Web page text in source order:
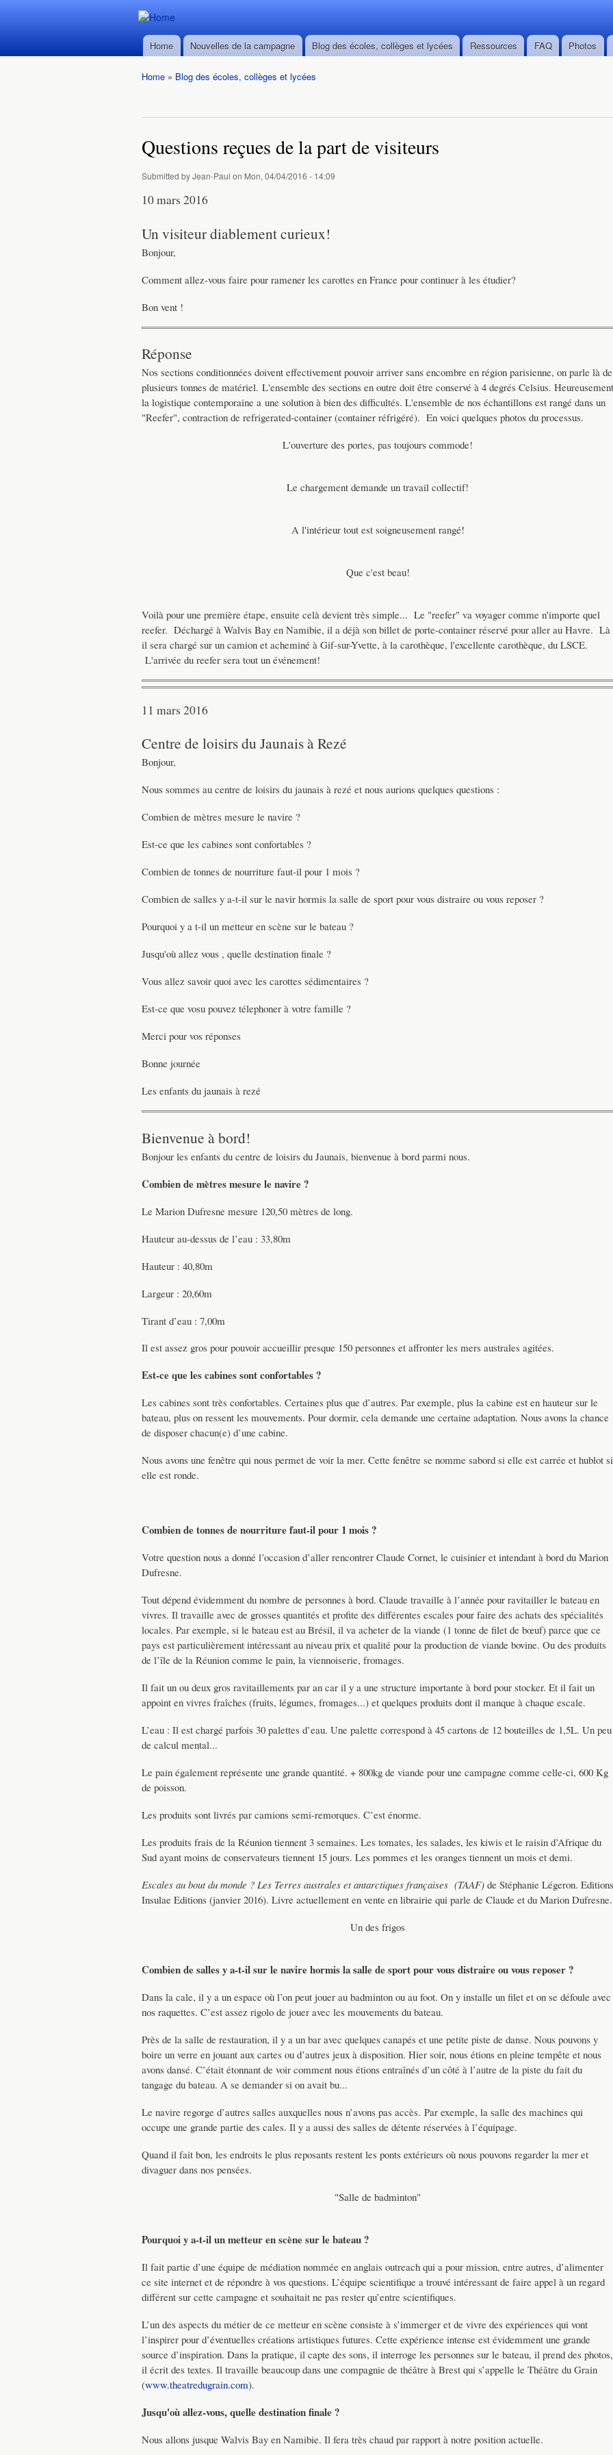
content
Durban ->
Walvis Bay
au
Durban ->
Walvis Bay
du 28/02
au
Main menu
Home Nouvelles de la campagne Blog des écoles, collèges et lycées Ressources FAQ Photos
Home » Blog des écoles, collèges et lycées
Questions reçues de la part de visiteurs
Submitted byJean-Paul on Mon, 04/04/2016 - 14:09
10 mars 2016
Un visiteur diablement curieux!
Bonjour,
Comment allez-vous faire pour ramener les carottes en France pour continuer à les étudier?
Bon vent !
Réponse
Nos sections conditionnées doivent effectivement pouvoir arriver sans encombre en région parisienne, on parle là de
plusieurs tonnes de matériel. L'ensemble des sections en outre doit être conservé à 4 degrés Celsius. Heureusement
la logistique contemporaine a une solution à bien des difficultés. L'ensemble de nos échantillons est rangé dans un
"Reefer", contraction de refrigerated-container (container réfrigéré). En voici quelques photos du processus.
L'ouverture des portes, pas toujours commode!
Le chargement demande un travail collectif!
A l'intérieur tout est soigneusement rangé!
Que c'est beau!
Voilà pour une première étape, ensuite celà devient très simple... Le "reefer" va voyager comme n'importe quel
reefer. Déchargé à Walvis Bay en Namibie, il a déjà son billet de porte-container réservé pour aller au Havre. Là
il sera chargé sur un camion et acheminé à Gif-sur-Yvette, à la carothèque, l'excellente carothèque, du LSCE.
L'arrivée du reefer sera tout un événement!
11 mars 2016
Centre de loisirs du Jaunais à Rezé
Bonjour,
Nous sommes au centre de loisirs du jaunais à rezé et nous aurions quelques questions :
Combien de mètres mesure le navire ?
Est-ce que les cabines sont confortables ?
Combien de tonnes de nourriture faut-il pour 1 mois ?
Combien de salles y a-t-il sur le navir hormis la salle de sport pour vous distraire ou vous reposer ?
Pourquoi y a t-il un metteur en scène sur le bateau ?
Jusqu'où allez vous , quelle destination finale ?
Vous allez savoir quoi avec les carottes sédimentaires ?
Est-ce que vosu pouvez télephoner à votre famille ?
Merci pour vos réponses
Bonne journée
Les enfants du jaunais à rezé
Bienvenue à bord!
Bonjour les enfants du centre de loisirs du Jaunais, bienvenue à bord parmi nous.
Combien de mètres mesure le navire ?
Le Marion Dufresne mesure 120,50 mètres de long.
Hauteur au-dessus de l’eau : 33,80m
Hauteur : 40,80m
Largeur : 20,60m
Tirant d’eau : 7,00m
Il est assez gros pour pouvoir accueillir presque 150 personnes et affronter les mers australes agitées.
Est-ce que les cabines sont confortables ?
Les cabines sont très confortables. Certaines plus que d’autres. Par exemple, plus la cabine est en hauteur sur le
bateau, plus on ressent les mouvements. Pour dormir, cela demande une certaine adaptation. Nous avons la chance
de disposer chacun(e) d’une cabine.
Nous avons une fenêtre qui nous permet de voir la mer. Cette fenêtre se nomme sabord si elle est carrée et hublot si
elle est ronde.
Combien de tonnes de nourriture faut-il pour 1 mois ?
Votre question nous a donné l’occasion d’aller rencontrer Claude Cornet, le cuisinier et intendant à bord du Marion
Dufresne.
Tout dépend évidemment du nombre de personnes à bord. Claude travaille à l’année pour ravitailler le bateau en
vivres. Il travaille avec de grosses quantités et profite des différentes escales pour faire des achats des spécialités
locales. Par exemple, si le bateau est au Brésil, il va acheter de la viande (1 tonne de filet de bœuf) parce que ce
pays est particulièrement intéressant au niveau prix et qualité pour la production de viande bovine. Ou des produits
de l’île de la Réunion comme le pain, la viennoiserie, fromages.
Il fait un ou deux gros ravitaillements par an car il y a une structure importante à bord pour stocker. Et il fait un
appoint en vivres fraîches (fruits, légumes, fromages...) et quelques produits dont il manque à chaque escale.
L’eau : Il est chargé parfois 30 palettes d’eau. Une palette correspond à 45 cartons de 12 bouteilles de 1,5L. Un peu
de calcul mental...
Le pain également représente une grande quantité. + 800kg de viande pour une campagne comme celle-ci, 600 Kg
de poisson.
Les produits sont livrés par camions semi-remorques. C’est énorme.
Les produits frais de la Réunion tiennent 3 semaines. Les tomates, les salades, les kiwis et le raisin d’Afrique du
Sud ayant moins de conservateurs tiennent 15 jours. Les pommes et les oranges tiennent un mois et demi.
Escales au bout du monde ? Les Terres australes et antarctiques françaises (TAAF) de Stéphanie Légeron. Editions
Insulae Editions (janvier 2016). Livre actuellement en vente en librairie qui parle de Claude et du Marion Dufresne.
Un des frigos
Combien de salles y a-t-il sur le navire hormis la salle de sport pour vous distraire ou vous reposer ?
Dans la cale, il y a un espace où l’on peut jouer au badminton ou au foot. On y installe un filet et on se défoule avec
nos raquettes. C’est assez rigolo de jouer avec les mouvements du bateau.
Près de la salle de restauration, il y a un bar avec quelques canapés et une petite piste de danse. Nous pouvons y
boire un verre en jouant aux cartes ou d’autres jeux à disposition. Hier soir, nous étions en pleine tempête et nous
avons dansé. C’était étonnant de voir comment nous étions entraînés d’un côté à l’autre de la piste du fait du
tangage du bateau. A se demander si on avait bu...
Le navire regorge d’autres salles auxquelles nous n’avons pas accès. Par exemple, la salle des machines qui
occupe une grande partie des cales. Il y a aussi des salles de détente réservées à l’équipage.
Quand il fait bon, les endroits le plus reposants restent les ponts extérieurs où nous pouvons regarder la mer et
divaguer dans nos pensées.
"Salle de badminton"
Pourquoi y a-t-il un metteur en scène sur le bateau ?
Il fait partie d’une équipe de médiation nommée en anglais outreach qui a pour mission, entre autres, d’alimenter
ce site internet et de répondre à vos questions. L’équipe scientifique a trouvé intéressant de faire appel à un regard
différent sur cette campagne et souhaitait ne pas rester qu’entre scientifiques.
L’un des aspects du métier de ce metteur en scène consiste à s’immerger et de vivre des expériences qui vont
l’inspirer pour d’éventuelles créations artistiques futures. Cette expérience intense est évidemment une grande
source d’inspiration. Dans la pratique, il capte des sons, il interroge les personnes sur le bateau, il prend des photos,
il écrit des textes. Il travaille beaucoup dans une compagnie de théâtre à Brest qui s’appelle le Théâtre du Grain
(www.theatredugrain.com).
Jusqu'où allez-vous, quelle destination finale ?
Nous allons jusque Walvis Bay en Namibie. Il fera très chaud par rapport à notre position actuelle.